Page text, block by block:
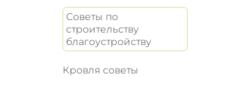
Советы по
строительству
благоустройству
Кровля советы